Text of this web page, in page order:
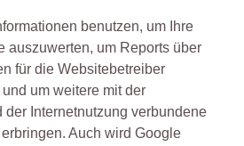
benutzen, um Ihre
auszuwerten, um Reports über
für die Websitebetreiber
um weitere mit der
der Internetnutzung verbundene
Auch wird Google